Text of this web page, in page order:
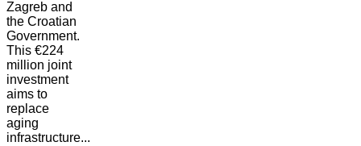
Zagreb and
the Croatian
Government.
This €224
million joint
investment
aims to
replace
aging
infrastructure...